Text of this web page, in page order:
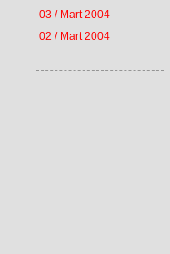
03 / Mart 2004
02 / Mart 2004